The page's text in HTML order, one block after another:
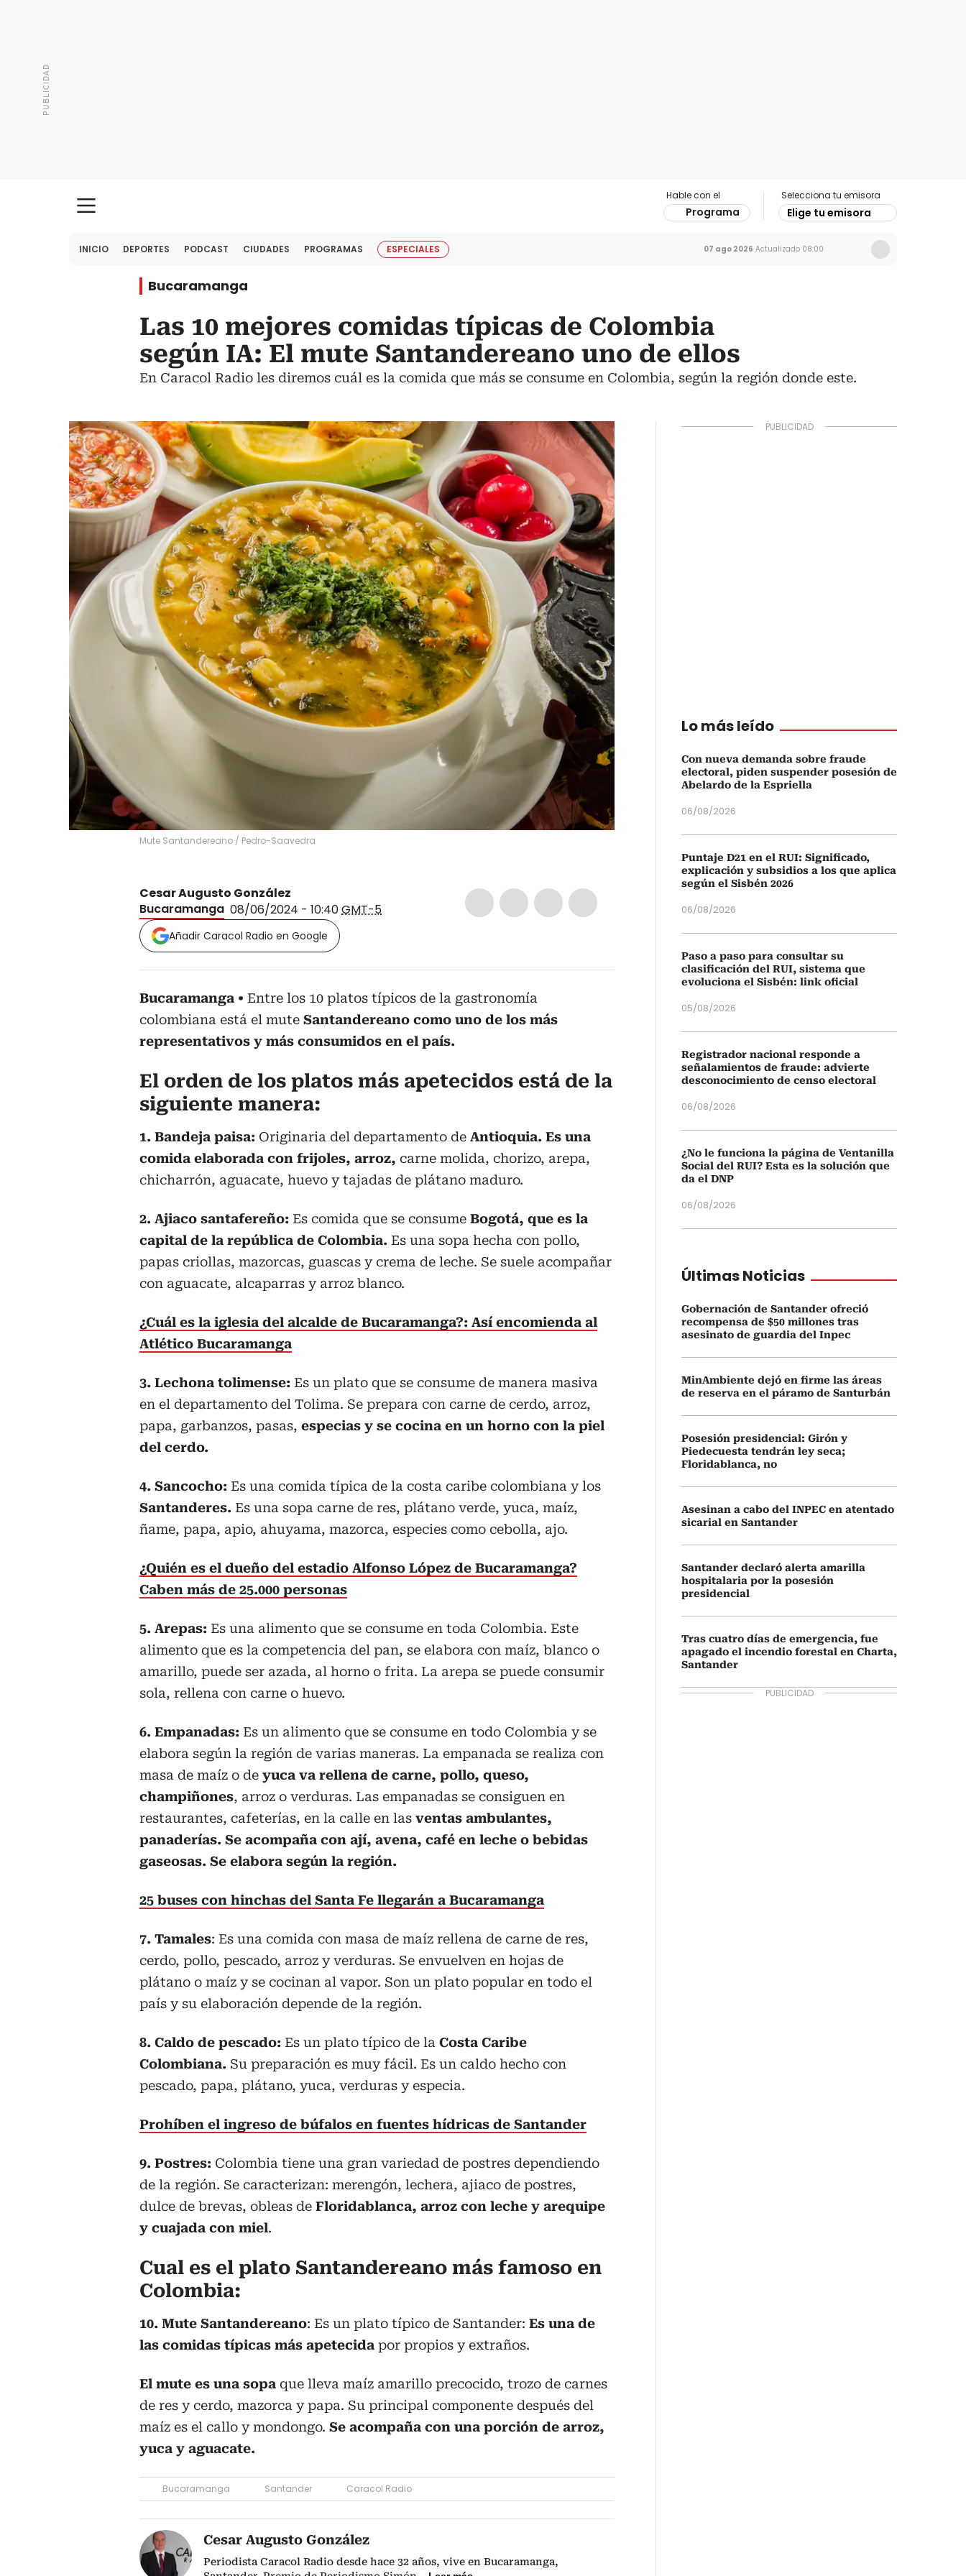
Hable con el
Programa
Selecciona tu emisora
Elige tu emisora
INICIO DEPORTES PODCAST CIUDADES PROGRAMAS ESPECIALES 07 ago 2026 Actualizado 08:00
Bucaramanga
Las 10 mejores comidas típicas de Colombia
según IA: El mute Santandereano uno de ellos
En Caracol Radio les diremos cuál es la comida que más se consume en Colombia, según la región donde este.
Mute Santandereano / Pedro-Saavedra
Cesar Augusto González
Bucaramanga 08/06/2024 - 10:40GMT-5
Añadir Caracol Radio en Google
Bucaramanga
Entre los 10 platos típicos de la gastronomía
colombiana está el mute Santandereano como uno de los más
representativos y más consumidos en el país.
El orden de los platos más apetecidos está de la
siguiente manera:
1. Bandeja paisa: Originaria del departamento de Antioquia. Es una
comida elaborada con frijoles, arroz, carne molida, chorizo, arepa,
chicharrón, aguacate, huevo y tajadas de plátano maduro.
2. Ajiaco santafereño: Es comida que se consume Bogotá, que es la
capital de la república de Colombia. Es una sopa hecha con pollo,
papas criollas, mazorcas, guascas y crema de leche. Se suele acompañar
con aguacate, alcaparras y arroz blanco.
¿Cuál es la iglesia del alcalde de Bucaramanga?: Así encomienda al
Atlético Bucaramanga
3. Lechona tolimense: Es un plato que se consume de manera masiva
en el departamento del Tolima. Se prepara con carne de cerdo, arroz,
papa, garbanzos, pasas, especias y se cocina en un horno con la piel
del cerdo.
4. Sancocho: Es una comida típica de la costa caribe colombiana y los
Santanderes. Es una sopa carne de res, plátano verde, yuca, maíz,
ñame, papa, apio, ahuyama, mazorca, especies como cebolla, ajo.
¿Quién es el dueño del estadio Alfonso López de Bucaramanga?
Caben más de 25.000 personas
5. Arepas: Es una alimento que se consume en toda Colombia. Este
alimento que es la competencia del pan, se elabora con maíz, blanco o
amarillo, puede ser azada, al horno o frita. La arepa se puede consumir
sola, rellena con carne o huevo.
6. Empanadas: Es un alimento que se consume en todo Colombia y se
elabora según la región de varias maneras. La empanada se realiza con
masa de maíz o de yuca va rellena de carne, pollo, queso,
champiñones, arroz o verduras. Las empanadas se consiguen en
restaurantes, cafeterías, en la calle en las ventas ambulantes,
panaderías. Se acompaña con ají, avena, café en leche o bebidas
gaseosas. Se elabora según la región.
25 buses con hinchas del Santa Fe llegarán a Bucaramanga
7. Tamales: Es una comida con masa de maíz rellena de carne de res,
cerdo, pollo, pescado, arroz y verduras. Se envuelven en hojas de
plátano o maíz y se cocinan al vapor. Son un plato popular en todo el
país y su elaboración depende de la región.
8. Caldo de pescado: Es un plato típico de la Costa Caribe
Colombiana. Su preparación es muy fácil. Es un caldo hecho con
pescado, papa, plátano, yuca, verduras y especia.
Prohíben el ingreso de búfalos en fuentes hídricas de Santander
9. Postres: Colombia tiene una gran variedad de postres dependiendo
de la región. Se caracterizan: merengón, lechera, ajiaco de postres,
dulce de brevas, obleas de Floridablanca, arroz con leche y arequipe
y cuajada con miel.
Cual es el plato Santandereano más famoso en
Colombia:
10. Mute Santandereano: Es un plato típico de Santander: Es una de
las comidas típicas más apetecida por propios y extraños.
El mute es una sopa que lleva maíz amarillo precocido, trozo de carnes
de res y cerdo, mazorca y papa. Su principal componente después del
maíz es el callo y mondongo. Se acompaña con una porción de arroz,
yuca y aguacate.
Bucaramanga Santander Caracol Radio
Cesar Augusto González
Periodista Caracol Radio desde hace 32 años, vive en Bucaramanga,
Lo más leído
Con nueva demanda sobre fraude
electoral, piden suspender posesión de
Abelardo de la Espriella
06/08/2026
Puntaje D21 en el RUI: Significado,
explicación y subsidios a los que aplica
según el Sisbén 2026
06/08/2026
Paso a paso para consultar su
clasificación del RUI, sistema que
evoluciona el Sisbén: link oficial
05/08/2026
Registrador nacional responde a
señalamientos de fraude: advierte
desconocimiento de censo electoral
06/08/2026
¿No le funciona la página de Ventanilla
Social del RUI? Esta es la solución que
da el DNP
06/08/2026
Últimas Noticias
Gobernación de Santander ofreció
recompensa de $50 millones tras
asesinato de guardia del Inpec
MinAmbiente dejó en firme las áreas
de reserva en el páramo de Santurbán
Posesión presidencial: Girón y
Piedecuesta tendrán ley seca;
Floridablanca, no
Asesinan a cabo del INPEC en atentado
sicarial en Santander
Santander declaró alerta amarilla
hospitalaria por la posesión
presidencial
Tras cuatro días de emergencia, fue
apagado el incendio forestal en Charta,
Santander